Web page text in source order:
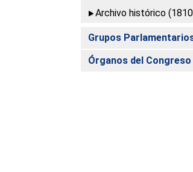
Archivo histórico
Grupos
Órganos del Congreso